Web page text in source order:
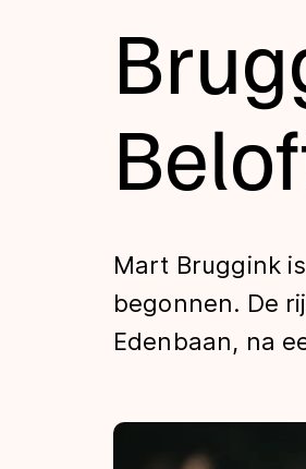
Tijden
De weg
Mart Bruggink
begonnen. De
Edenbaan, na